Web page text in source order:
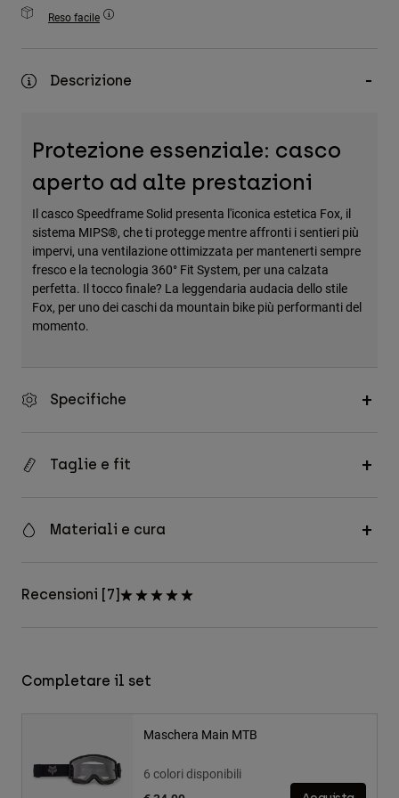
Accessori
Borse e zaini
Reso facile
Descrizione
Protezione essenziale: casco
aperto ad alte prestazioni
Il casco Speedframe Solid presenta l'iconica estetica Fox, il
sistema MIPS®, che ti protegge mentre affronti i sentieri più
impervi, una ventilazione ottimizzata per mantenerti sempre
fresco e la tecnologia 360° Fit System, per una calzata
perfetta. Il tocco finale? La leggendaria audacia dello stile
Fox, per uno dei caschi da mountain bike più performanti del
momento.
Specifiche
Taglie e fit
Materiali e cura
Recensioni [7]
Completare il set
Maschera Main MTB
6 colori disponibili